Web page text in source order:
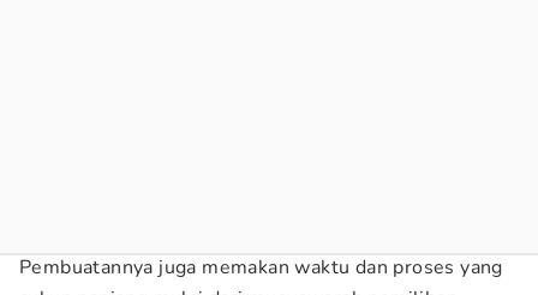
Pembuatannya juga memakan waktu dan proses yang